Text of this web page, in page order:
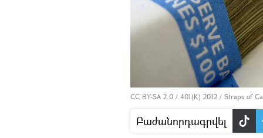
CC BY-SA 2.0 / 401(K) 2012 / Straps of
Բաժանորդագրվել